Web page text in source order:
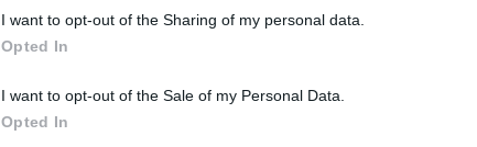
I want to opt-out of the Sharing of my personal data.
Opted In
I want to opt-out of the Sale of my Personal Data.
Opted In